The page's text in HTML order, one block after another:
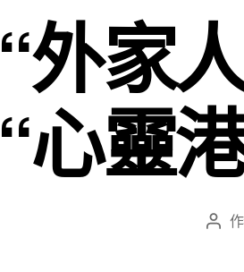
“外家
“心靈
文